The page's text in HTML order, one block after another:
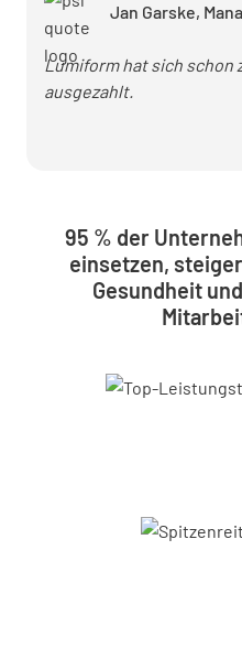
Jan Garske,
Lumiform hat sich schon
ausgezahlt.
95 % der
einsetzen,
Gesundheit